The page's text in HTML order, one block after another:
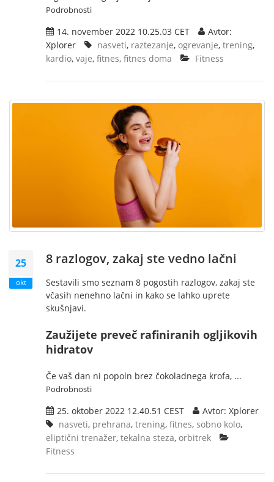
Podrobnosti
14. november 2022 10.25.03 CET
Avtor:
Xplorer
nasveti, raztezanje, ogrevanje, trening,
kardio, vaje, fitnes, fitnes doma Fitness
25
okt
8 razlogov, zakaj ste vedno lačni
Sestavili smo seznam 8 pogostih razlogov, zakaj ste
včasih nenehno lačni in kako se lahko uprete
skušnjavi.
Zaužijete preveč rafiniranih ogljikovih
hidratov
Če vaš dan ni popoln brez čokoladnega krofa, ...
Podrobnosti
25. oktober 2022 12.40.51 CEST
Avtor: Xplorer
nasveti, prehrana, trening, fitnes, sobno kolo,
eliptični trenažer, tekalna steza, orbitrek
Fitness